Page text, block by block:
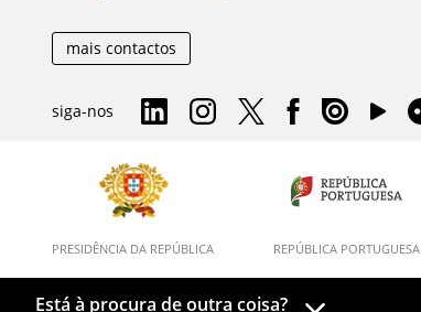
mais contactos
siga-nos
PRESIDÊNCIA DA REPÚBLICA REPÚBLICA PORTUGUESA
Está à procura de outra coisa?